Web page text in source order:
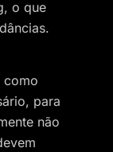
o que
como
para
não